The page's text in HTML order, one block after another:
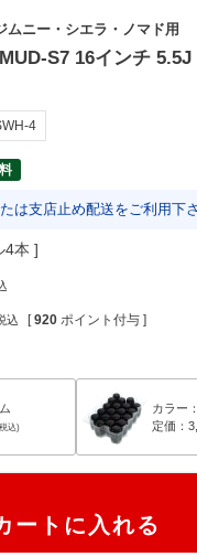
ニー・シエラ・ノマド用
S7 16インチ
4
は支店止め配送をご利用下
4本
込 [ 920 ポイント付与 ]
込)
カラー
定価：
ートに入れる